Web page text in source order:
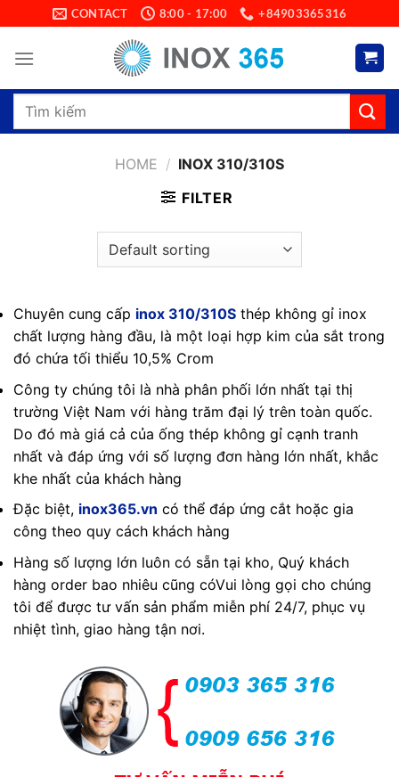
to
content
CONTACT 8:00 - 17:00 +84903365316
Search
HOME / INOX 310/310S
FILTER
Chuyên cung cấp inox 310/310S thép không gỉ inox
chất lượng hàng đầu, là một loại hợp kim của sắt trong
đó chứa tối thiểu 10,5% Crom
Công ty chúng tôi là nhà phân phối lớn nhất tại thị
trường Việt Nam với hàng trăm đại lý trên toàn quốc.
Do đó mà giá cả của ống thép không gỉ cạnh tranh
nhất và đáp ứng với số lượng đơn hàng lớn nhất, khắc
khe nhất của khách hàng
Đặc biệt, inox365.vn có thể đáp ứng cắt hoặc gia
công theo quy cách khách hàng
Hàng số lượng lớn luôn có sẵn tại kho, Quý khách
hàng order bao nhiêu cũng cóVui lòng gọi cho chúng
tôi để được tư vấn sản phẩm miễn phí 24/7, phục vụ
nhiệt tình, giao hàng tận nơi.